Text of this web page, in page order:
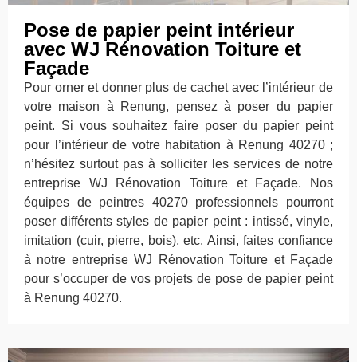
Pose de papier peint intérieur
avec WJ Rénovation Toiture et
Façade
Pour orner et donner plus de cachet avec l’intérieur de
votre maison à Renung, pensez à poser du papier
peint. Si vous souhaitez faire poser du papier peint
pour l’intérieur de votre habitation à Renung 40270 ;
n’hésitez surtout pas à solliciter les services de notre
entreprise WJ Rénovation Toiture et Façade. Nos
équipes de peintres 40270 professionnels pourront
poser différents styles de papier peint : intissé, vinyle,
imitation (cuir, pierre, bois), etc. Ainsi, faites confiance
à notre entreprise WJ Rénovation Toiture et Façade
pour s’occuper de vos projets de pose de papier peint
à Renung 40270.